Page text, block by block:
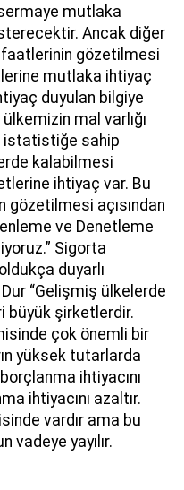
mutlaka
Ancak diğer
gözetilmesi
mutlaka ihtiyaç
duyulan bilgiye
mal varlığı
istatistiğe sahip
kalabilmesi
ihtiyaç var. Bu
açısından
ve Denetleme
Sigorta
duyarlı
“Gelişmiş ülkelerde
büyük şirketlerdir.
çok önemli bir
yüksek tutarlarda
ihtiyacını
ihtiyacını azaltır.
vardır ama bu
vadeye yayılır.